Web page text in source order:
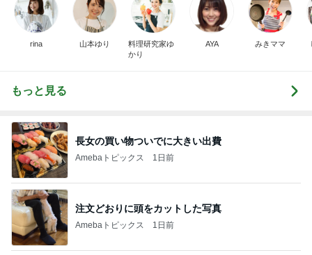
rina 山本ゆり
料理研究家ゆ
かり
AYA みきママ
もっと見る
長女の買い物ついでに大きい出費
Amebaトピックス 1日前
注文どおりに頭をカットした写真
Amebaトピックス 1日前